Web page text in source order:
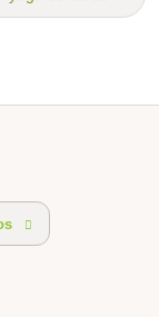
Accesibilidad